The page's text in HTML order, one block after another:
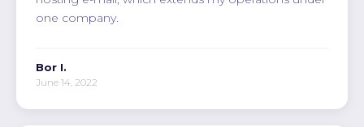
one company.
Bor I.
June 14, 2022